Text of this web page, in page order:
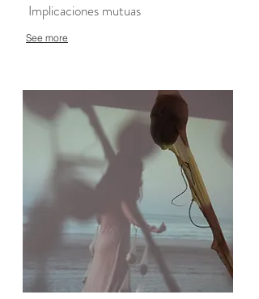
Implicaciones mutuas
See more